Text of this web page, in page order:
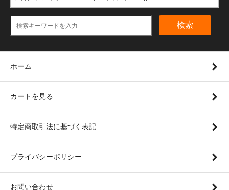
検索
ホーム
カートを見る
特定商取引法に基づく表記
プライバシーポリシー
お問い合わせ